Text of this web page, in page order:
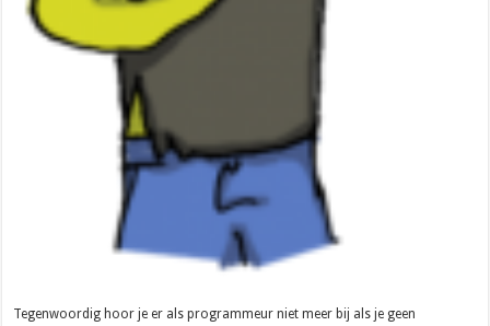
Tegenwoordig hoor je er als programmeur niet meer bij als je geen